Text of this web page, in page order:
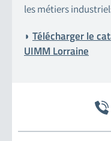
les métiers
◗ Télécharger le
UIMM Lorraine